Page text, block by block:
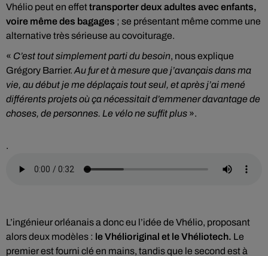
Vhélio peut en effettransporter deux adultes avec enfants,
voire même des bagages ; se présentant même comme une
alternative très sérieuse au covoiturage.
« C’est tout simplement parti du besoin, nous explique
Grégory Barrier. Au fur et à mesure que j’avançais dans ma
vie, au début je me déplaçais tout seul, et après j’ai mené
différents projets où ça nécessitait d’emmener davantage de
choses, de personnes. Le vélo ne suffit plus ».
.
L’ingénieur orléanais a donc eu l’idée de Vhélio, proposant
alors deux modèles : le Vhélioriginal et le Vhéliotech. Le
premier est fourni clé en mains, tandis que le second est à